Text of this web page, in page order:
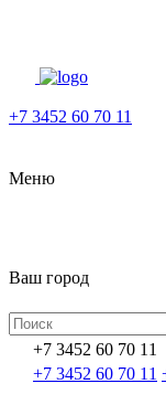
+7 3452 60 70 11
Меню
Ваш город
+7 3452 60 70 11
+7 3452 60 70 11